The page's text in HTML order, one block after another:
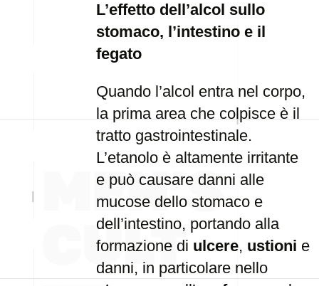
L’effetto dell’alcol sullo
stomaco, l’intestino e il
fegato
Quando l’alcol entra nel corpo,
la prima area che colpisce è il
tratto gastrointestinale.
L’etanolo è altamente irritante
e può causare danni alle
mucose dello stomaco e
dell’intestino, portando alla
formazione di ulcere, ustioni e
danni, in particolare nello